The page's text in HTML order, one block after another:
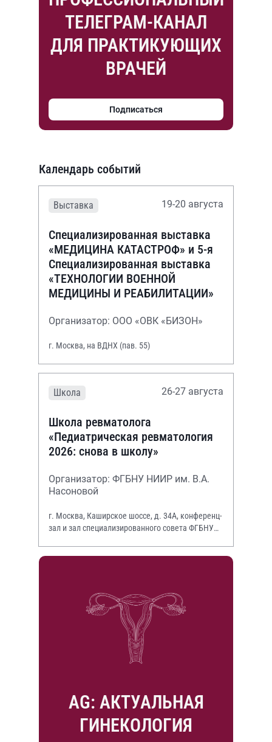
ТЕЛЕГРАМ-КАНАЛ
ДЛЯ ПРАКТИКУЮЩИХ
ВРАЧЕЙ
Подписаться
Календарь событий
Выставка 19-20 августа
Специализированная выставка
«МЕДИЦИНА КАТАСТРОФ» и 5-я
Специализированная выставка
«ТЕХНОЛОГИИ ВОЕННОЙ
МЕДИЦИНЫ И РЕАБИЛИТАЦИИ»
Организатор: ООО «ОВК «БИЗОН»
г. Москва, на ВДНХ (пав. 55)
Школа 26-27 августа
Школа ревматолога
«Педиатрическая ревматология
2026: снова в школу»
Организатор: ФГБНУ НИИР им. В.А.
Насоновой
г. Москва, Каширское шоссе, д. 34А, конференц-
зал и зал специализированного совета ФГБНУ
AG: АКТУАЛЬНАЯ
ГИНЕКОЛОГИЯ